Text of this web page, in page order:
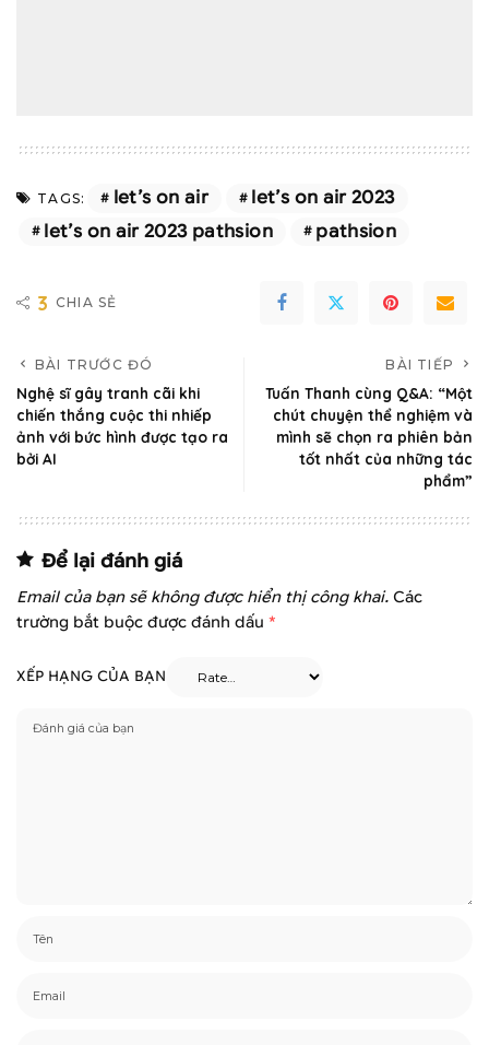
TAGS: let’s on air
let’s on air 2023
let’s on air 2023 pathsion
pathsion
3 CHIA SẺ
BÀI TRƯỚC ĐÓ
Nghệ sĩ gây tranh cãi khi
chiến thắng cuộc thi nhiếp
ảnh với bức hình được tạo ra
bởi AI
BÀI TIẾP
Tuấn Thanh cùng Q&A: “Một
chút chuyện thể nghiệm và
mình sẽ chọn ra phiên bản
tốt nhất của những tác
phẩm”
Để lại đánh giá
Email của bạn sẽ không được hiển thị công khai. Các
trường bắt buộc được đánh dấu *
XẾP HẠNG CỦA BẠN